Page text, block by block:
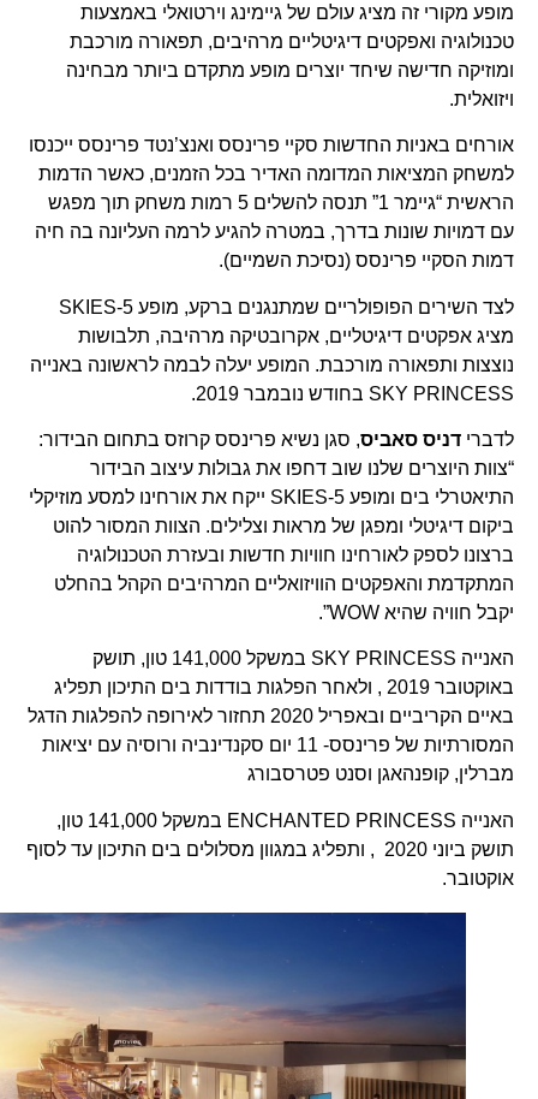
מופע מקורי זה מציג עולם של גיימינג וירטואלי באמצעות
טכנולוגיה ואפקטים דיגיטליים מרהיבים, תפאורה מורכבת
ומוזיקה חדישה שיחד יוצרים מופע מתקדם ביותר מבחינה
ויזואלית.
אורחים באניות החדשות סקיי פרינסס ואנצ’נטד פרינסס ייכנסו
למשחק המציאות המדומה האדיר בכל הזמנים, כאשר הדמות
הראשית “גיימר 1” תנסה להשלים 5 רמות משחק תוך מפגש
עם דמויות שונות בדרך, במטרה להגיע לרמה העליונה בה חיה
דמות הסקיי פרינסס (נסיכת השמיים).
לצד השירים הפופולריים שמתנגנים ברקע, מופע 5-SKIES
מציג אפקטים דיגיטליים, אקרובטיקה מרהיבה, תלבושות
נוצצות ותפאורה מורכבת. המופע יעלה לבמה לראשונה באנייה
SKY PRINCESS בחודש נובמבר 2019.
לדברידניס סאביס, סגן נשיא פרינסס קרוזס בתחום הבידור:
“צוות היוצרים שלנו שוב דחפו את גבולות עיצוב הבידור
התיאטרלי בים ומופע 5-SKIES ייקח את אורחינו למסע מוזיקלי
ביקום דיגיטלי ומפגן של מראות וצלילים. הצוות המסור להוט
ברצונו לספק לאורחינו חוויות חדשות ובעזרת הטכנולוגיה
המתקדמת והאפקטים הוויזואליים המרהיבים הקהל בהחלט
יקבל חוויה שהיא WOW”.
האנייה SKY PRINCESS במשקל 141,000 טון, תושק
באוקטובר 2019 , ולאחר הפלגות בודדות בים התיכון תפליג
באיים הקריביים ובאפריל 2020 תחזור לאירופה להפלגות הדגל
המסורתיות של פרינסס- 11 יום סקנדינביה ורוסיה עם יציאות
מברלין, קופנהאגן וסנט פטרסבורג
האנייה ENCHANTED PRINCESS במשקל 141,000 טון,
תושק ביוני 2020 , ותפליג במגוון מסלולים בים התיכון עד לסוף
אוקטובר.